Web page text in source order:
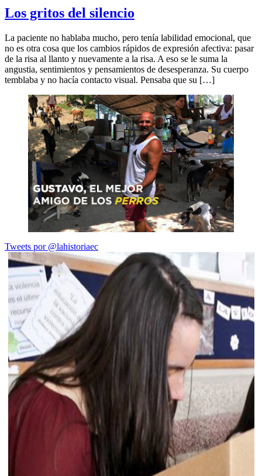
Los gritos del silencio
La paciente no hablaba mucho, pero tenía labilidad emocional, que
no es otra cosa que los cambios rápidos de expresión afectiva: pasar
de la risa al llanto y nuevamente a la risa. A eso se le suma la
angustia, sentimientos y pensamientos de desesperanza. Su cuerpo
temblaba y no hacía contacto visual. Pensaba que su […]
Tweets por @lahistoriaec